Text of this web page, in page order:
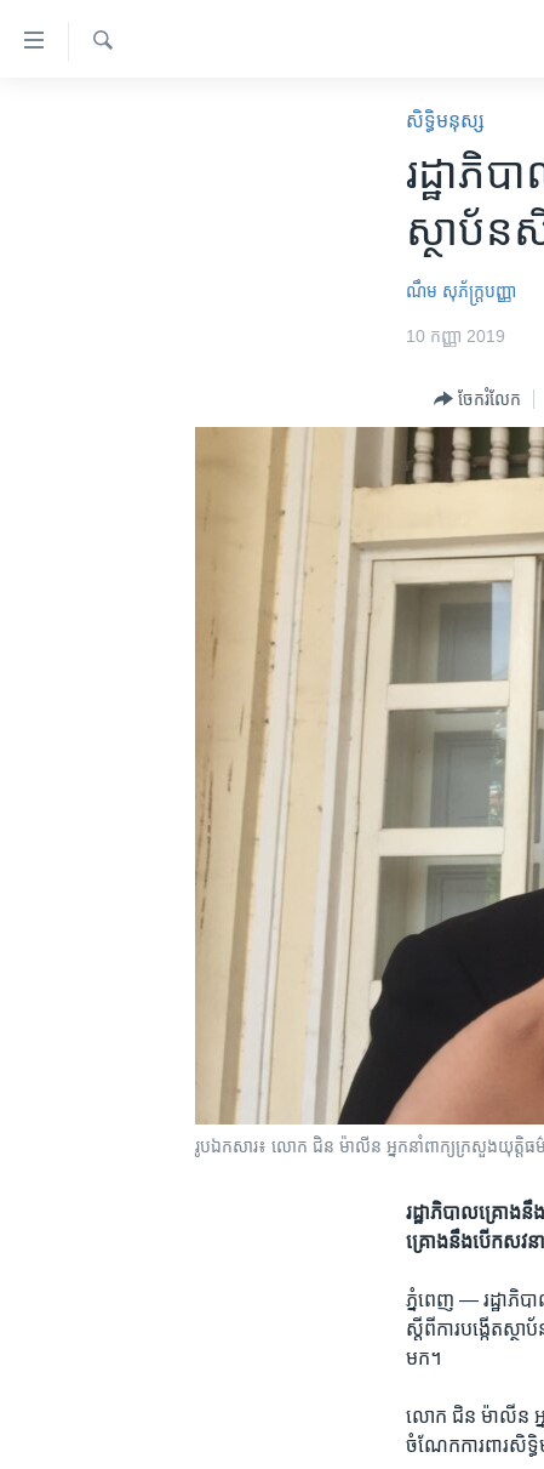
ទៅ​
សិទ្ធិ​មនុស្ស
រដ្ឋាភិប
ស្ថាប័ន​
ណឹម សុភ័ក្រ្តបញ្ញា
10 កញ្ញា 2019
ចែករំលែក
រូបឯកសារ៖ លោក ជិន ម៉ាលីន អ្នកនាំពាក្យ​ក្រសួង​យុត្តិធម៌
រដ្ឋាភិបាល​គ្រោង​
គ្រោង​នឹង​បើក​សវន
ភ្នំពេញ —រដ្ឋាភិប
ស្ដីពី​ការ​បង្កើត​ស្ថ
មក។
លោក ជិន ម៉ាលីន អ្ន
ចំណែក​ការពារ​សិទ្